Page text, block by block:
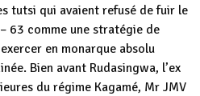
tutsi qui avaient refusé de fuir le
63 comme une stratégie de
en monarque absolu
Bien avant Rudasingwa, l’ex
du régime Kagamé, Mr JMV